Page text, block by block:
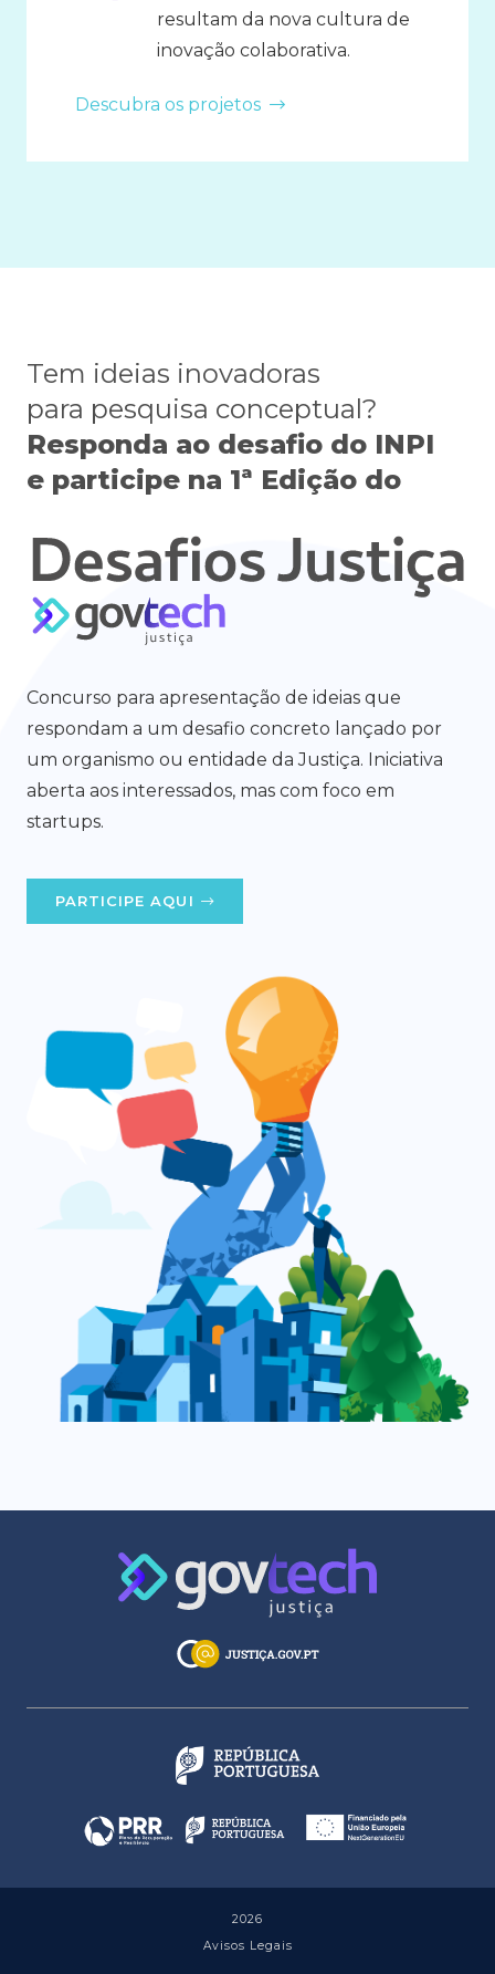
resultam da nova cultura de
inovação colaborativa.
Descubra os projetos
Tem ideias inovadoras
para pesquisa conceptual?
Responda ao desafio do INPI
e participe na 1ª Edição do
Concurso para apresentação de ideias que
respondam a um desafio concreto lançado por
um organismo ou entidade da Justiça. Iniciativa
aberta aos interessados, mas com foco em
startups.
PARTICIPE AQUI
2026
Avisos Legais